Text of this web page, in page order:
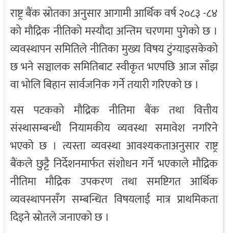
राष्ट्र बैंक स्रोतका अनुसार आगामी आर्थिक वर्ष २०८३ -८४
को मौद्रिक नीतिको मस्यौदा अन्तिम चरणमा पुगेको छ ।
व्यवस्थापन समितिले नीतिका मुख्य विषय टुंग्याइसकेको
छ भने सञ्चालक समितिबाट स्वीकृत भएपछि आज साँझ
वा भोलि बिहान सार्वजनिक गर्ने तयारी गरिएको छ ।
यस पटकको मौद्रिक नीतिमा बैंक तथा वित्तीय
संस्थासम्बन्धी नियामकीय व्यवस्था समावेश नगरिने
भएको छ । त्यस्ता व्यवस्था आवश्यकताअनुसार राष्ट्र
बैंकले छुट्टै निर्देशनमार्फत संशोधन गर्ने भएकाले मौद्रिक
नीतिमा मौद्रिक उपकरण तथा समष्टिगत आर्थिक
व्यवस्थापनसँग सम्बन्धित विषयलाई मात्र प्राथमिकता
दिइने स्रोतले जनाएको छ ।